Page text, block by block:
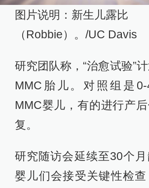
图片说明：新生儿露比
（Robbie）。/UC Davis
研究团队称，“治愈试验”
MMC胎儿。对照组是
MMC婴儿，有的进行产
复。
研究随访会延续至30个月
婴儿们会接受关键性检